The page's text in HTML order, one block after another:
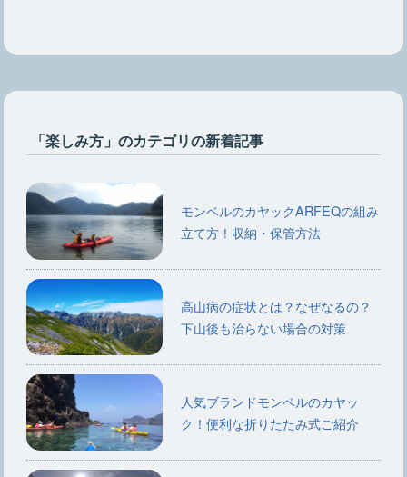
「楽しみ方」のカテゴリの新着記事
モンベルのカヤックARFEQの組み
立て方！収納・保管方法
高山病の症状とは？なぜなるの？
下山後も治らない場合の対策
人気ブランドモンベルのカヤッ
ク！便利な折りたたみ式ご紹介